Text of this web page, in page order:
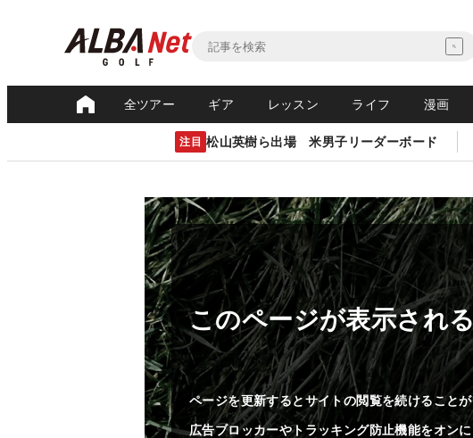
全ツアー ギア レッスン ライフ 漫画
注目 松山英樹ら出場 米男子リーダーボード
このページが表示され
ページを更新するとサイトの閲覧を続けることが
広告ブロッカーやトラッキング防止機能をオン